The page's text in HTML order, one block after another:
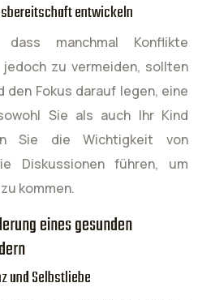
entwickeln
manchmal Konflikte
zu vermeiden, sollten
den Fokus darauf legen, eine
Sie als auch Ihr Kind
Sie die Wichtigkeit von
Diskussionen führen, um
kommen.
eines gesunden
und Selbstliebe